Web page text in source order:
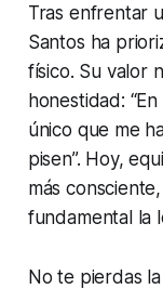
Tras enfrentar
Santos ha
físico. Su valor
honestidad:
único que me
pisen”. Hoy,
más
fundamental la
No te pierdas